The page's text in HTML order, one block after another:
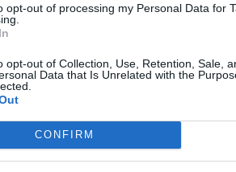
opt-out of processing my Personal Data for
opt-out of Collection, Use, Retention, Sale,
Data that Is Unrelated with the
CONFIRM
TAGS